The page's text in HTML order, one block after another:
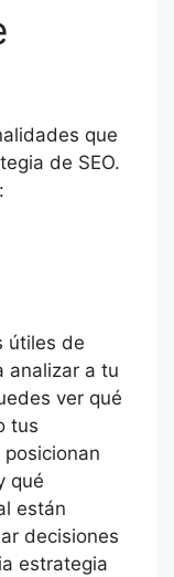
que
de SEO.
útiles de
analizar a tu
ver qué
tus
qué
están
decisiones
estrategia